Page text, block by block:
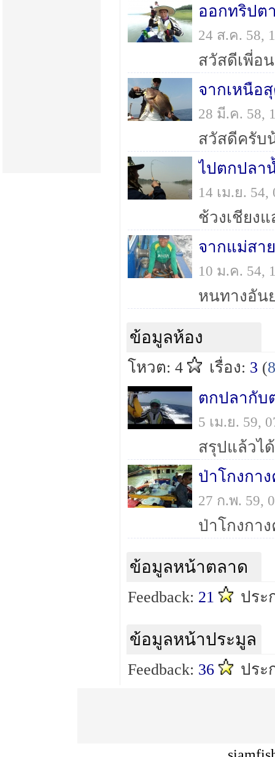
ออกทริปต
24 ส.ค. 58,
จากเหนือ
28 มี.ค. 58,
ไปตกปลา
14 เม.ย.
จากแม่สา
10 ม.ค. 54,
ข้อมูลห้อง
โหวต: 4 เรื่อง: 3 (
ตกปลากับ
5 เม.ย. 59,
ป่าโกงกา
27 ก.พ. 59,
ข้อมูลหน้าตลาด
Feedback: 21 ประ
ข้อมูลหน้าประมูล
Feedback: 36 ประ